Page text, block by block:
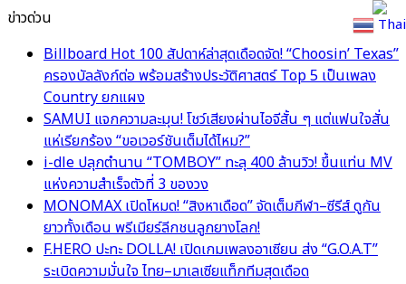
ข่าวด่วน
Billboard Hot 100 สัปดาห์ล่าสุดเดือดจัด! “Choosin’ Texas”
ครองบัลลังก์ต่อ พร้อมสร้างประวัติศาสตร์ Top 5 เป็นเพลง
Country ยกแผง
SAMUI แจกความละมุน! โชว์เสียงผ่านไอจีสั้น ๆ แต่แฟนใจสั่น
แห่เรียกร้อง “ขอเวอร์ชันเต็มได้ไหม?”
i-dle ปลุกตำนาน “TOMBOY” ทะลุ 400 ล้านวิว! ขึ้นแท่น MV
แห่งความสำเร็จตัวที่ 3 ของวง
MONOMAX เปิดโหมด! “สิงหาเดือด” จัดเต็มกีฬา–ซีรีส์ ดูกัน
ยาวทั้งเดือน พรีเมียร์ลีกชนลูกยางโลก!
F.HERO ปะทะ DOLLA! เปิดเกมเพลงอาเซียน ส่ง “G.O.A.T”
ระเบิดความมั่นใจ ไทย–มาเลเซียแท็กทีมสุดเดือด
Thai